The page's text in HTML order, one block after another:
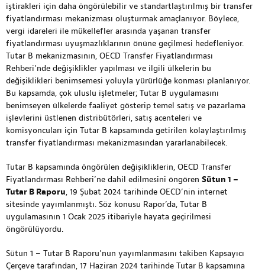
iştirakleri için daha öngörülebilir ve standartlaştırılmış bir transfer
fiyatlandırması mekanizması oluşturmak amaçlanıyor. Böylece,
vergi idareleri ile mükellefler arasında yaşanan transfer
fiyatlandırması uyuşmazlıklarının önüne geçilmesi hedefleniyor.
Tutar B mekanizmasının, OECD Transfer Fiyatlandırması
Rehberi’nde değişiklikler yapılması ve ilgili ülkelerin bu
değişiklikleri benimsemesi yoluyla yürürlüğe konması planlanıyor.
Bu kapsamda, çok uluslu işletmeler; Tutar B uygulamasını
benimseyen ülkelerde faaliyet gösterip temel satış ve pazarlama
işlevlerini üstlenen distribütörleri, satış acenteleri ve
komisyoncuları için Tutar B kapsamında getirilen kolaylaştırılmış
transfer fiyatlandırması mekanizmasından yararlanabilecek.
Tutar B kapsamında öngörülen değişikliklerin, OECD Transfer
Fiyatlandırması Rehberi’ne dahil edilmesini öngören Sütun 1 –
Tutar B Raporu, 19 Şubat 2024 tarihinde OECD’nin internet
sitesinde yayımlanmıştı. Söz konusu Rapor’da, Tutar B
uygulamasının 1 Ocak 2025 itibariyle hayata geçirilmesi
öngörülüyordu.
Sütun 1 – Tutar B Raporu’nun yayımlanmasını takiben Kapsayıcı
Çerçeve tarafından, 17 Haziran 2024 tarihinde Tutar B kapsamına